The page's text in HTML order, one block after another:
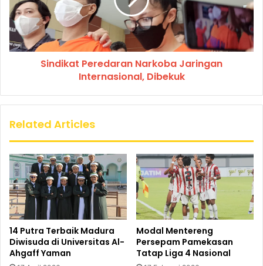
Sindikat Peredaran Narkoba Jaringan
Internasional, Dibekuk
Related Articles
14 Putra Terbaik Madura
Diwisuda di Universitas Al-
Ahgaff Yaman
Modal Mentereng
Persepam Pamekasan
Tatap Liga 4 Nasional